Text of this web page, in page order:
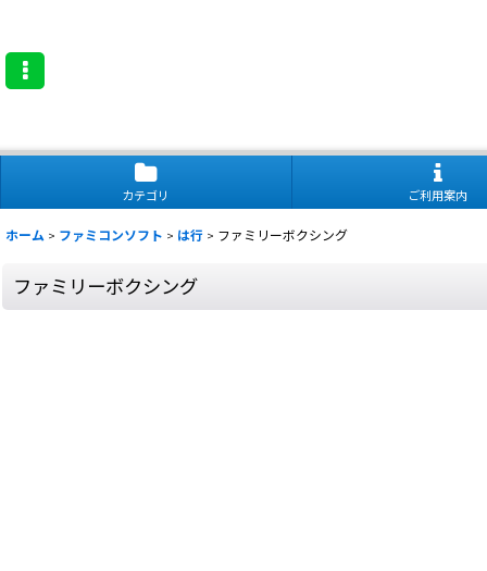
カテゴリ ご利用案内
ホーム > ファミコンソフト > は行 > ファミリーボクシング
ファミリーボクシング